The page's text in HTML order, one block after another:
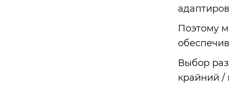
Поэтому
Выбор
крайний /